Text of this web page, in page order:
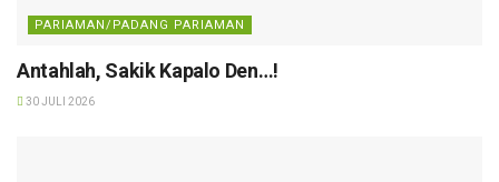
PARIAMAN/PADANG PARIAMAN
Antahlah, Sakik Kapalo Den…!
30 JULI 2026